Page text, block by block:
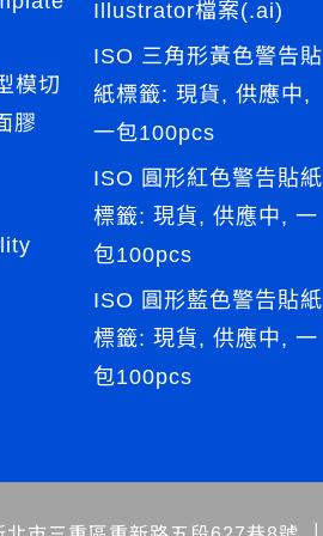
模切
膠
Illustrator檔案(.ai)
ISO 三角形黃色警告貼
紙標籤: 現貨, 供應中,
一包100pcs
ISO 圓形紅色警告貼紙
標籤: 現貨, 供應中, 一
包100pcs
ISO 圓形藍色警告貼紙
標籤: 現貨, 供應中, 一
包100pcs